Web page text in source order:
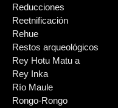
Reducciones
Reetnificación
Rehue
Restos arqueológicos
Rey Hotu Matu a
Rey Inka
Río Maule
Rongo-Rongo